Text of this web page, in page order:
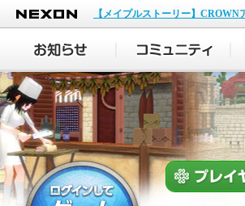
NEXON
【メイプルストーリー】CROWN